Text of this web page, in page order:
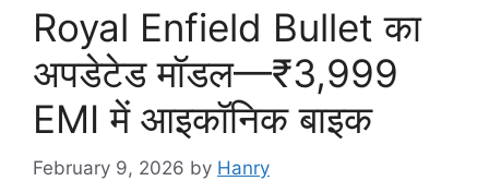
Royal Enfield Bullet का
अपडेटेड मॉडल—₹3,999
EMI में आइकॉनिक बाइक
February 9, 2026 by Hanry